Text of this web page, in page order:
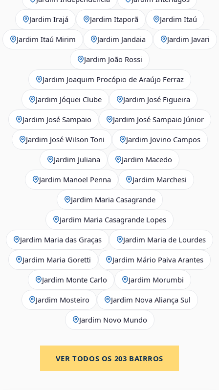
Jardim Irajá Jardim Itaporã Jardim Itaú
Jardim Itaú Mirim Jardim Jandaia Jardim Javari
Jardim João Rossi
Jardim Joaquim Procópio de Araújo Ferraz
Jardim Jóquei Clube Jardim José Figueira
Jardim José Sampaio Jardim José Sampaio Júnior
Jardim José Wilson Toni Jardim Jovino Campos
Jardim Juliana Jardim Macedo
Jardim Manoel Penna Jardim Marchesi
Jardim Maria Casagrande
Jardim Maria Casagrande Lopes
Jardim Maria das Graças Jardim Maria de Lourdes
Jardim Maria Goretti Jardim Mário Paiva Arantes
Jardim Monte Carlo Jardim Morumbi
Jardim Mosteiro Jardim Nova Aliança Sul
Jardim Novo Mundo
VER TODOS OS 203 BAIRROS